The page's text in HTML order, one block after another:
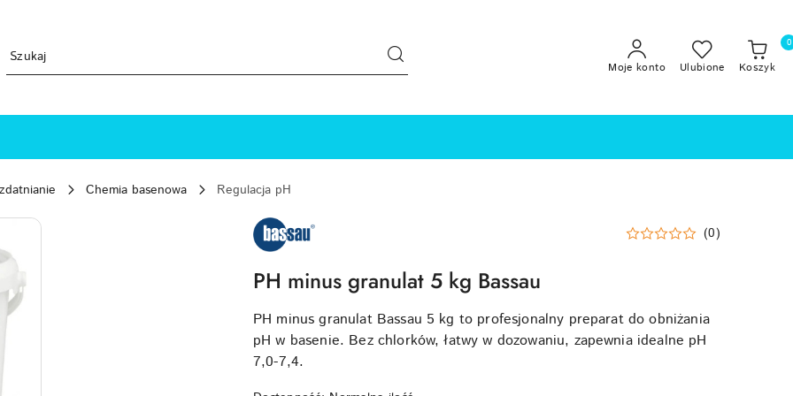
Moje konto Ulubione Koszyk
0
Chemia basenowa
Regulacja pH
BASSAU-
LOGO (0)
PH minus granulat 5 kg Bassau
PH minus granulat Bassau 5 kg to profesjonalny preparat do obniżania
pH w basenie. Bez chlorków, łatwy w dozowaniu, zapewnia idealne pH
7,0-7,4.